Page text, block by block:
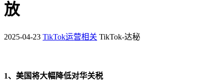
放
2025-04-23 TikTok运营相关 TikTok-达秘
1、美国将大幅降低对华关税